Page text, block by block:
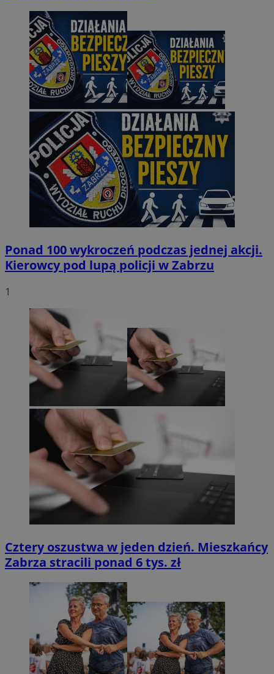
Ponad 100 wykroczeń podczas jednej akcji.
Kierowcy pod lupą policji w Zabrzu
1
Cztery oszustwa w jeden dzień. Mieszkańcy
Zabrza stracili ponad 6 tys. zł